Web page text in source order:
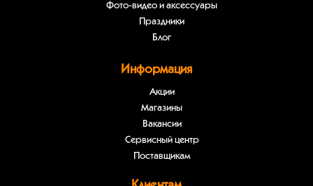
Фото-видео и аксессуары
Праздники
Блог
Информация
Акции
Магазины
Вакансии
Сервисный центр
Поставщикам